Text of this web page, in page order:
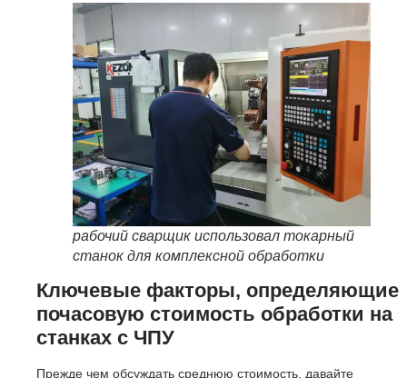
рабочий сварщик использовал токарный
станок для комплексной обработки
Ключевые факторы, определяющие
почасовую стоимость обработки на
станках с ЧПУ
Прежде чем обсуждать среднюю стоимость, давайте